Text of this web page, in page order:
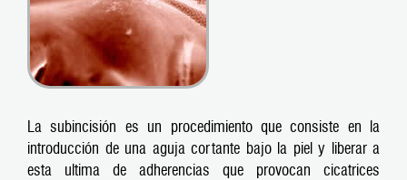
La subincisión es un procedimiento que consiste en la
introducción de una aguja cortante bajo la piel y liberar a
esta ultima de adherencias que provocan cicatrices